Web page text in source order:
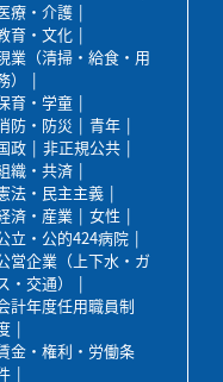
療・介護
育・文化
業（清掃・給食・用
）
育・学童
防・防災
青年
政
非正規公共
織・共済
法・民主主義
済・産業
女性
立・公的424病院
営企業（上下水・ガ
・交通）
計年度任用職員制
金・権利・労働条